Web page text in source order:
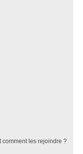
comment les rejoindre ?